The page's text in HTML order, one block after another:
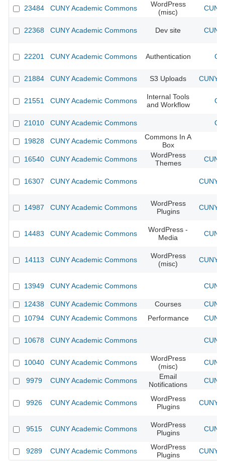
23484
CUNY Academic Commons
WordPress
(misc)
22368 CUNY Academic Commons Dev site
22201 CUNY Academic Commons Authentication
21884 CUNY Academic Commons S3 Uploads CUNY
21551 CUNY Academic Commons
Internal Tools
and Workflow
21010 CUNY Academic Commons
19828 CUNY Academic Commons
Commons In A
Box
16540
CUNY Academic Commons
WordPress
Themes
16307 CUNY Academic Commons CUNY
14987 CUNY Academic Commons
WordPress
Plugins
CUNY
14483 CUNY Academic Commons
WordPress -
Media
14113 CUNY Academic Commons
WordPress
(misc)
CUNY
13949 CUNY Academic Commons
12438 CUNY Academic Commons Courses
10794
CUNY Academic Commons Performance
10678 CUNY Academic Commons
10040 CUNY Academic Commons
WordPress
(misc)
9979 CUNY Academic Commons
Email
Notifications
9926 CUNY Academic Commons
WordPress
Plugins
CUNY
9515 CUNY Academic Commons
WordPress
Plugins
9289 CUNY Academic Commons
WordPress
Plugins
CUNY